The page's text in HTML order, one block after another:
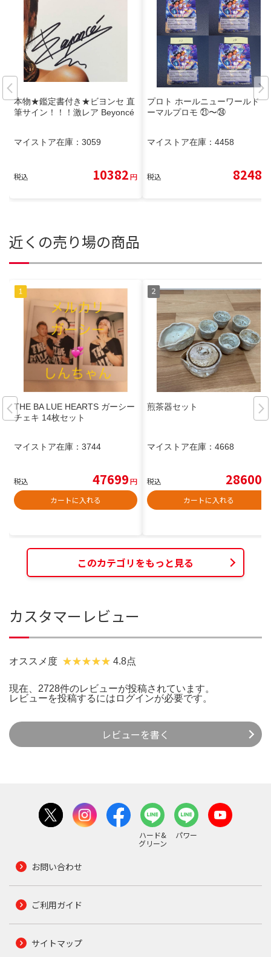
本物★鑑定書付き★ビヨンセ 直
筆サイン！！！激レア Beyoncé
マイストア在庫： 3059
税込 10382円
プロト ホールニューワールド ノ
ーマルプロモ ㉑〜㉔
マイストア在庫： 4458
税込 8248
近くの売り場の商品
THE BA LUE HEARTS ガーシー
チェキ 14枚セット
マイストア在庫： 3744
税込 47699円
カートに入れる
煎茶器セット
マイストア在庫： 4668
税込 28600
カートに入れる
このカテゴリをもっと見る
カスタマーレビュー
オススメ度 4.8点
現在、2728件のレビューが投稿されています。
レビューを投稿するには ログインが必要です。
レビューを書く
ハード&
グリーン
パワー
お問い合わせ
ご利用ガイド
サイトマップ